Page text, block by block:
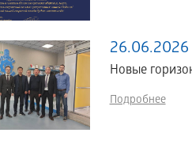
26.06.2026
Новые
Подробнее